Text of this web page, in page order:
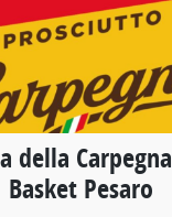
della
Basket Pesaro